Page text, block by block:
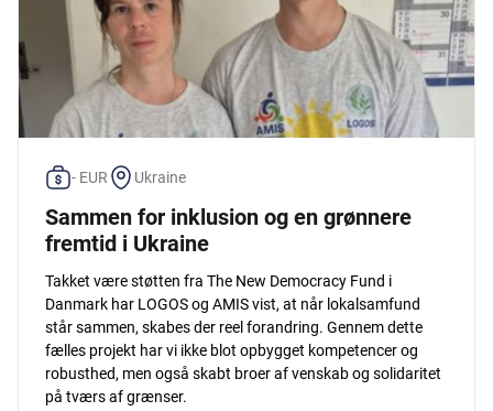
- EUR Ukraine
Sammen for inklusion og en grønnere
fremtid i Ukraine
Takket være støtten fra The New Democracy Fund i
Danmark har LOGOS og AMIS vist, at når lokalsamfund
står sammen, skabes der reel forandring. Gennem dette
fælles projekt har vi ikke blot opbygget kompetencer og
robusthed, men også skabt broer af venskab og solidaritet
på tværs af grænser.